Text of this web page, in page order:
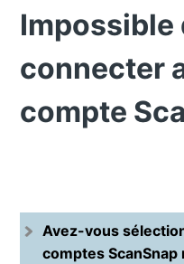
Impossible
connecter
compte
Avez-vous
comptes